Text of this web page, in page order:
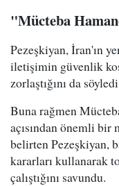
"Mücteba
Pezeşkiyan, İran'ın
iletişimin güvenlik
zorlaştığını da
Buna rağmen
açısından önemli
belirten Pezeşkiyan,
kararları kullanarak
çalıştığını savundu.